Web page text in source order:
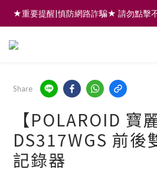
註冊會員享200元購物金 | 全館滿
★重要提醒|慎防網路詐騙★ 請勿點擊
註冊會員享200元購物金 | 全館滿
Share
【POLAROID 寶
DS317WGS 前後
記錄器